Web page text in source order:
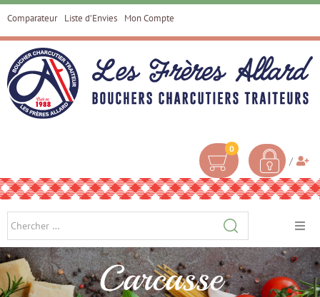
Comparateur Liste d’Envies Mon Compte
0
/
ACCUEIL
À PROPOS
Carcasse